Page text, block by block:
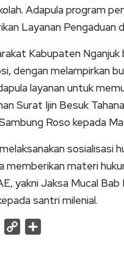
Adapula program
Layanan Pengaduan
Kabupaten
dengan melampirkan
layanan untuk
Surat Ijin Besuk
Roso kepada
sosialisasi
materi
yakni Jaksa Mucal
santri milenial.
Print
Copy